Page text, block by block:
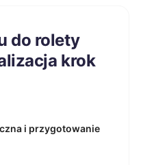
do rolety
krok
i przygotowanie